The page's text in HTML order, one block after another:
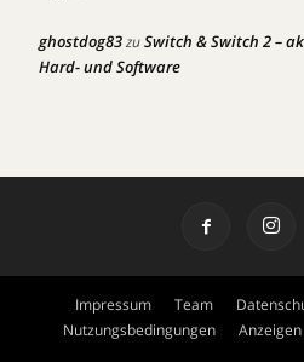
ghostdog83zuSwitch & Switch 2 –
Hard- und Software
Impressum Team
Nutzungsbedingungen
Anzeigen